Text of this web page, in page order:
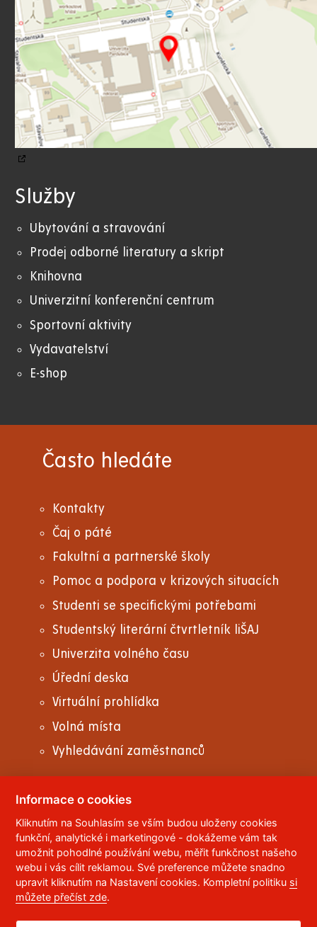
Služby
Ubytování a stravování
Prodej odborné literatury a skript
Knihovna
Univerzitní konferenční centrum
Sportovní aktivity
Vydavatelství
E-shop
Často hledáte
Kontakty
Čaj o páté
Fakultní a partnerské školy
Pomoc a podpora v krizových situacích
Studenti se specifickými potřebami
Studentský literární čtvrtletník liŠAJ
Univerzita volného času
Úřední deska
Virtuální prohlídka
Volná místa
Vyhledávání zaměstnanců
© 2023 Univerzita Pardubice,Studentská 95
532 10 Pardubice 2
Telefon: 466 036 111, 466 036 112, 466 036 113
Správce webu ,RSS
Informace o cookies
Kliknutím na Souhlasím se vším budou uloženy cookies
funkční, analytické i marketingové - dokážeme vám tak
umožnit pohodlné používání webu, měřit funkčnost našeho
webu i vás cílit reklamou. Své preference můžete snadno
upravit kliknutím na Nastavení cookies. Kompletní politiku si
můžete přečíst zde.